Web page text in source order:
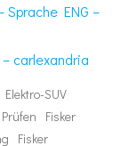
Sprache ENG –
carlexandria
Elektro-SUV
Fisker
Fisker